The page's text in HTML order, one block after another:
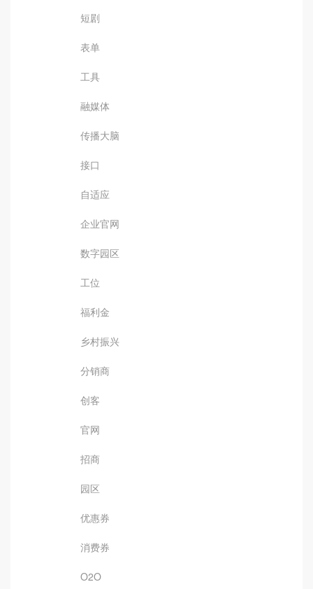
短剧
表单
工具
融媒体
传播大脑
接口
自适应
企业官网
数字园区
工位
福利金
乡村振兴
分销商
创客
官网
招商
园区
优惠券
消费券
O2O